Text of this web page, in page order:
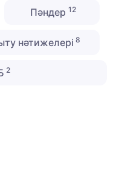
Пәндер 12
нәтижелері 8
2